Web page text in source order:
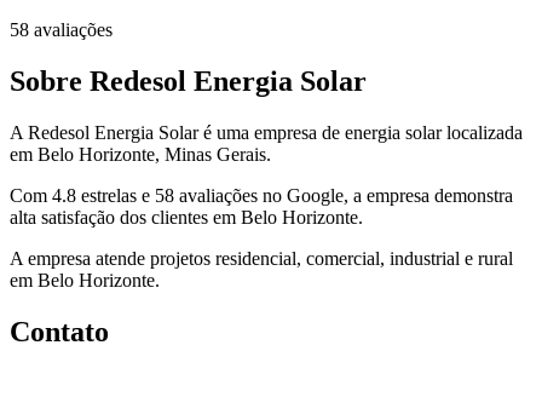
58 avaliações
Sobre Redesol Energia Solar
A Redesol Energia Solar é uma empresa de energia solar localizada
em Belo Horizonte, Minas Gerais.
Com 4.8 estrelas e 58 avaliações no Google, a empresa demonstra
alta satisfação dos clientes em Belo Horizonte.
A empresa atende projetos residencial, comercial, industrial e rural
em Belo Horizonte.
Contato